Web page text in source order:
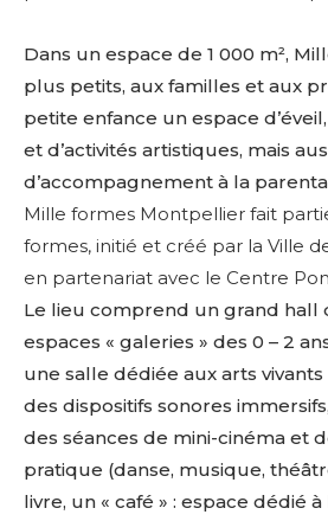
Dans un espace de 1 000 m²,
plus petits, aux familles et aux
petite enfance un espace
et d’activités artistiques, mais
d’accompagnement à la
Mille formes Montpellier fait
formes, initié et créé par la Ville
en partenariat avec le Centre
Le lieu comprend un grand hall
espaces « galeries » des 0 – 2
une salle dédiée aux arts
des dispositifs sonores
des séances de mini-cinéma et
pratique (danse, musique,
livre, un « café » : espace dédié